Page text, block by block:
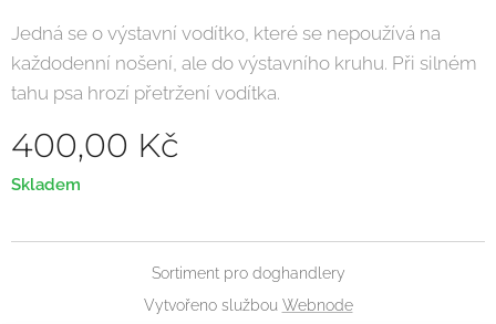
Jedná se o výstavní vodítko, které se nepoužívá na
každodenní nošení, ale do výstavního kruhu. Při silném
tahu psa hrozí přetržení vodítka.
400,00 Kč
Skladem
Sortiment pro doghandlery
Vytvořeno službou Webnode